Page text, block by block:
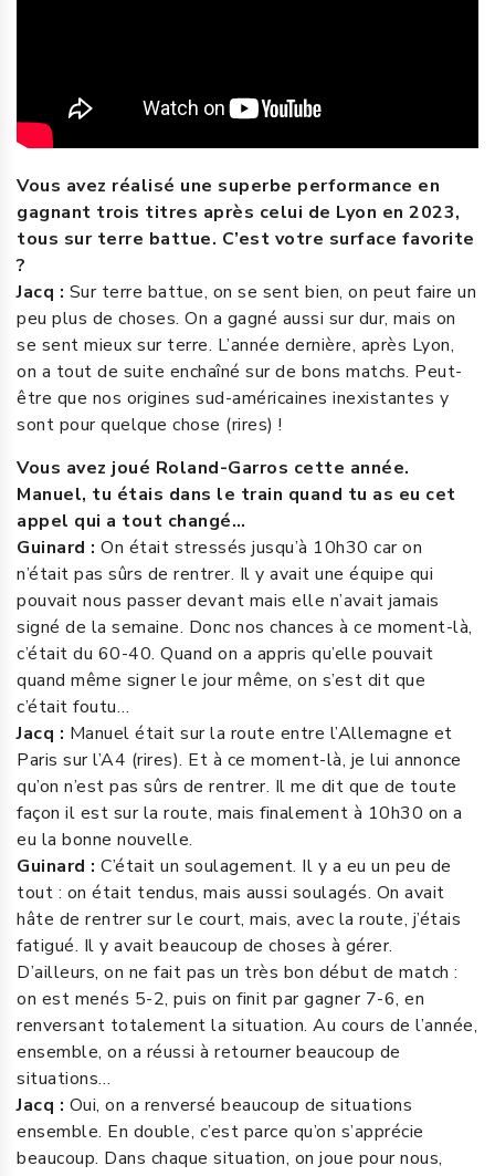
Vous avez réalisé une superbe performance en
gagnant trois titres après celui de Lyon en 2023,
tous sur terre battue. C’est votre surface favorite
?
Jacq : Sur terre battue, on se sent bien, on peut faire un
peu plus de choses. On a gagné aussi sur dur, mais on
se sent mieux sur terre. L’année dernière, après Lyon,
on a tout de suite enchaîné sur de bons matchs. Peut-
être que nos origines sud-américaines inexistantes y
sont pour quelque chose (rires) !
Vous avez joué Roland-Garros cette année.
Manuel, tu étais dans le train quand tu as eu cet
appel qui a tout changé…
Guinard : On était stressés jusqu’à 10h30 car on
n’était pas sûrs de rentrer. Il y avait une équipe qui
pouvait nous passer devant mais elle n’avait jamais
signé de la semaine. Donc nos chances à ce moment-là,
c’était du 60-40. Quand on a appris qu’elle pouvait
quand même signer le jour même, on s’est dit que
c’était foutu…
Jacq : Manuel était sur la route entre l’Allemagne et
Paris sur l’A4 (rires). Et à ce moment-là, je lui annonce
qu’on n’est pas sûrs de rentrer. Il me dit que de toute
façon il est sur la route, mais finalement à 10h30 on a
eu la bonne nouvelle.
Guinard : C’était un soulagement. Il y a eu un peu de
tout : on était tendus, mais aussi soulagés. On avait
hâte de rentrer sur le court, mais, avec la route, j’étais
fatigué. Il y avait beaucoup de choses à gérer.
D’ailleurs, on ne fait pas un très bon début de match :
on est menés 5-2, puis on finit par gagner 7-6, en
renversant totalement la situation. Au cours de l’année,
ensemble, on a réussi à retourner beaucoup de
situations…
Jacq : Oui, on a renversé beaucoup de situations
ensemble. En double, c’est parce qu’on s’apprécie
beaucoup. Dans chaque situation, on joue pour nous,